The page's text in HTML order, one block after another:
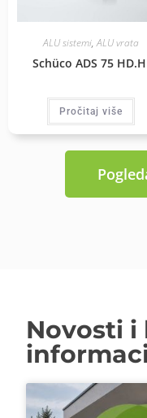
ALU sistemi,ALU vrata
Schüco ADS 75
Pročitaj više
Novosti i